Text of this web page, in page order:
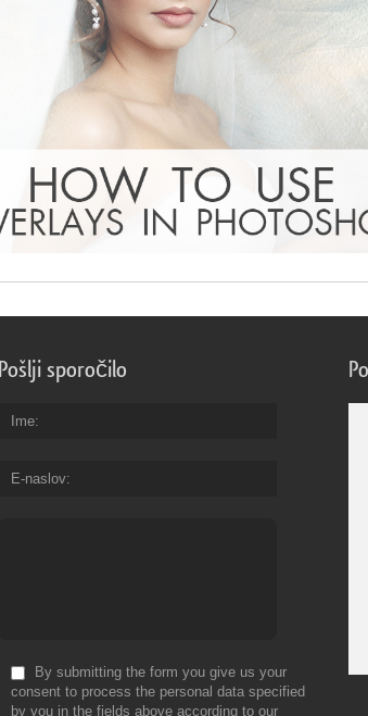
Pošlji sporočilo
Ime
E-naslov
By submitting the form you give us your
consent to process the personal data specified
by you in the fields above according to our